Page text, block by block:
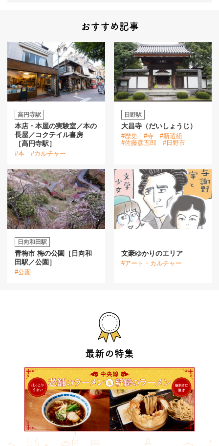
最新の特集
おすすめ記事
高円寺駅
本店・本屋の実験室／本の
長屋／コクテイル書房
［高円寺駅］
#本 #カルチャー
日野駅
大昌寺（だいしょうじ）
#歴史 #寺
#新選組
#佐藤彦五郎
#日野市
日向和田駅
青梅市 梅の公園［日向和
田駅／公園］
#公園
文豪ゆかりのエリア
#アート・カルチャー